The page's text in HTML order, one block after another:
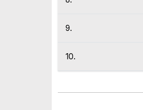
9.
10.